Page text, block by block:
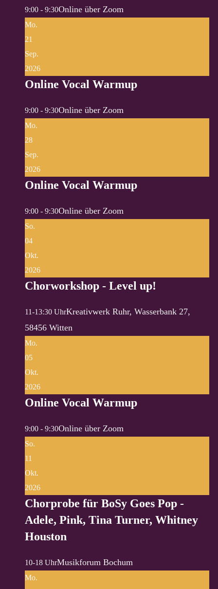
9:00 - 9:30Online über Zoom
Mo.
21
Sep.
2026
Online Vocal Warmup
9:00 - 9:30Online über Zoom
Mo.
28
Sep.
2026
Online Vocal Warmup
9:00 - 9:30Online über Zoom
So.
04
Okt.
2026
Chorworkshop - Level up!
11-13:30 UhrKreativwerk Ruhr, Wasserbank 27,
58456 Witten
Mo.
05
Okt.
2026
Online Vocal Warmup
9:00 - 9:30Online über Zoom
So.
11
Okt.
2026
Chorprobe für BoSy Goes Pop -
Adele, Pink, Tina Turner, Whitney
Houston
10-18 UhrMusikforum Bochum
Mo.